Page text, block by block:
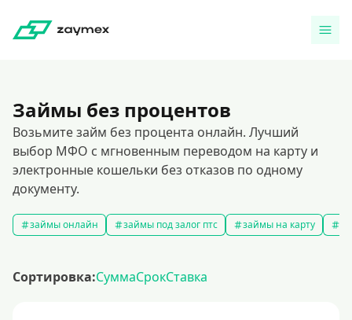
Займы без процентов
Возьмите займ без процента онлайн. Лучший
выбор МФО с мгновенным переводом на карту и
электронные кошельки без отказов по одному
документу.
займы онлайн займы под залог птс займы на карту
Сортировка:СуммаСрокСтавка